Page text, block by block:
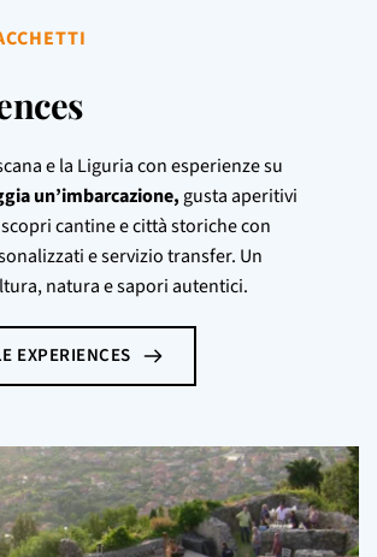
e la Liguria con esperienze su
un’imbarcazione, gusta aperitivi
cantine e città storiche con
e servizio transfer. Un
natura e sapori autentici.
EXPERIENCES